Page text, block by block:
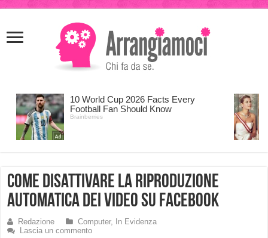
giriş
kingroyal
Come disattivare la riproduzione
automatica dei video su Facebook
Redazione Computer,
In Evidenza
Lascia un commento